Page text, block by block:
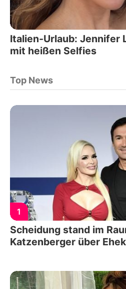
Italien-Urlaub: Jennifer
mit heißen Selfies
Top News
1
Scheidung stand im
Katzenberger über